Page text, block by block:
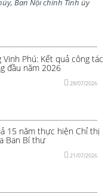
Phú: Kết quả công tác
đầu năm 2026
28/07/2026
15 năm thực hiện Chỉ thị
Ban Bí thư
21/07/2026